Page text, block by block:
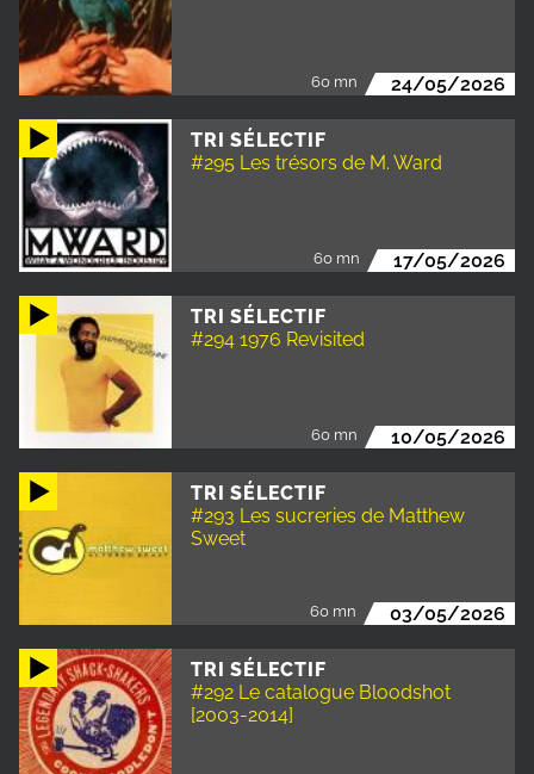
60 mn 24/05/2026
TRI SÉLECTIF
#295 Les trésors de M. Ward
60 mn 17/05/2026
TRI SÉLECTIF
#294 1976 Revisited
60 mn 10/05/2026
TRI SÉLECTIF
#293 Les sucreries de Matthew
Sweet
60 mn 03/05/2026
TRI SÉLECTIF
#292 Le catalogue Bloodshot
[2003-2014]